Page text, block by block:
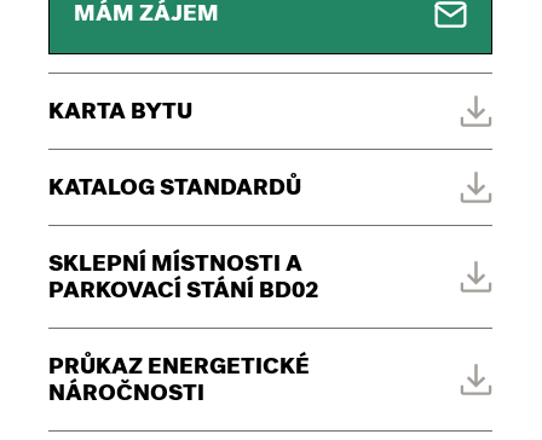
MÁM ZÁJEM
KARTA BYTU
KATALOG STANDARDŮ
SKLEPNÍ MÍSTNOSTI A
PARKOVACÍ STÁNÍ BD02
PRŮKAZ ENERGETICKÉ
NÁROČNOSTI